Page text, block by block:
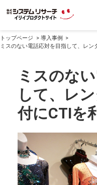
トップページ
導入事例
ミスのない電話応対を目指して、レン
ミスのな
して、レ
付にCTIを